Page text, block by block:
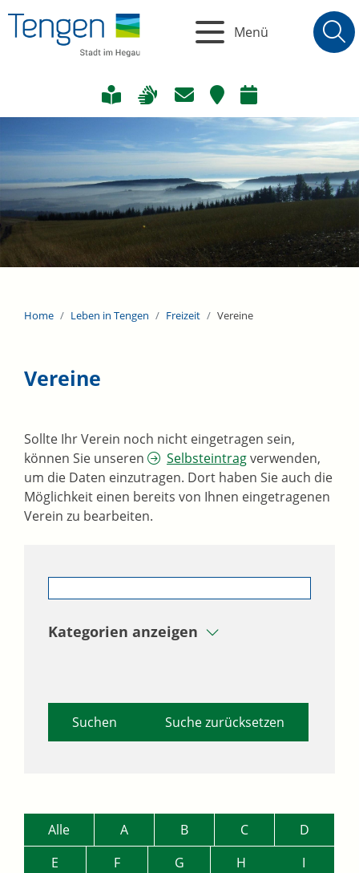
Menü
Home Leben in Tengen Freizeit Vereine
Vereine
Sollte Ihr Verein noch nicht eingetragen sein,
können Sie unseren
Selbsteintragverwenden,
um die Daten einzutragen. Dort haben Sie auch die
Möglichkeit einen bereits von Ihnen eingetragenen
Verein zu bearbeiten.
Kategorien anzeigen
Suche zurücksetzen
Alle A B C
D
E
F G H
I